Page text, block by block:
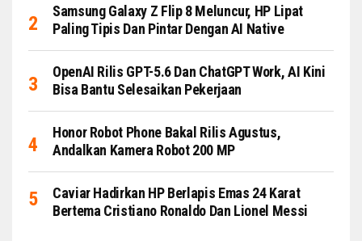
Samsung Galaxy Z Flip 8 Meluncur, HP Lipat
Paling Tipis Dan Pintar Dengan AI Native
OpenAI Rilis GPT-5.6 Dan ChatGPT Work, AI Kini
Bisa Bantu Selesaikan Pekerjaan
Honor Robot Phone Bakal Rilis Agustus,
Andalkan Kamera Robot 200 MP
Caviar Hadirkan HP Berlapis Emas 24 Karat
Bertema Cristiano Ronaldo Dan Lionel Messi